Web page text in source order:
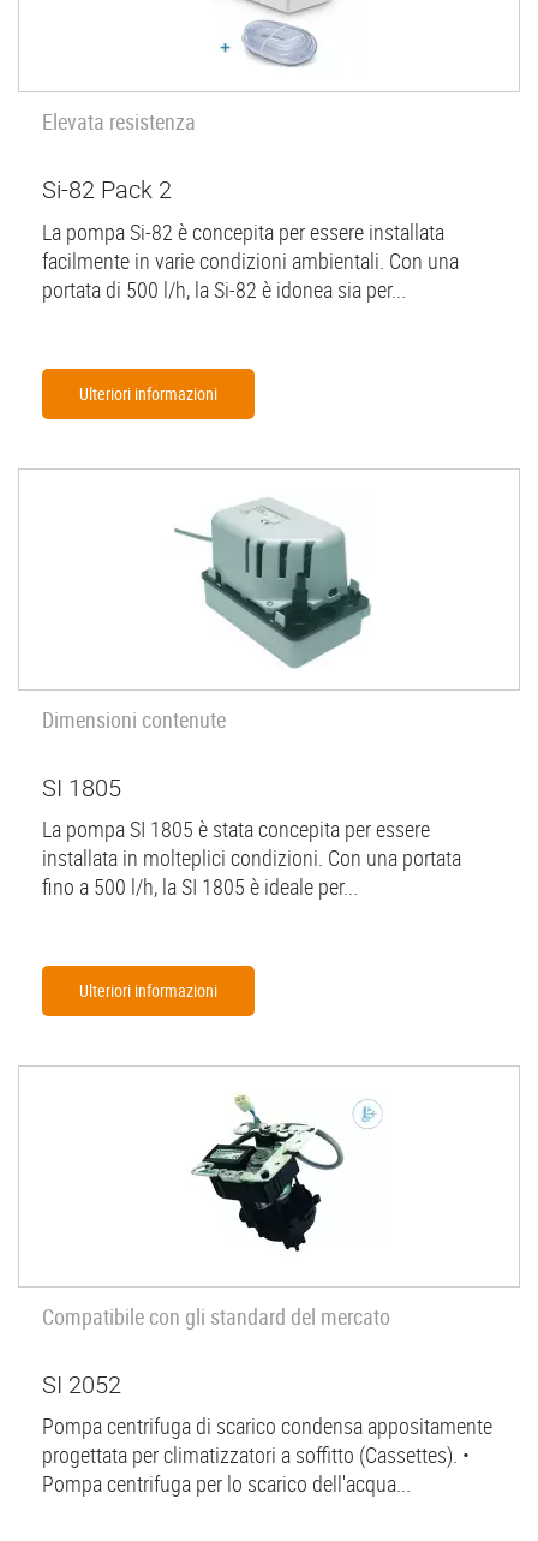
Elevata resistenza
Si-82 Pack 2
La pompa Si-82 è concepita per essere installata
facilmente in varie condizioni ambientali. Con una
portata di 500 l/h, la Si-82 è idonea sia per...
Ulteriori informazioni
Dimensioni contenute
SI 1805
La pompa SI 1805 è stata concepita per essere
installata in molteplici condizioni. Con una portata
fino a 500 l/h, la SI 1805 è ideale per...
Ulteriori informazioni
Compatibile con gli standard del mercato
SI 2052
Pompa centrifuga di scarico condensa appositamente
progettata per climatizzatori a soffitto (Cassettes). •
Pompa centrifuga per lo scarico dell'acqua...